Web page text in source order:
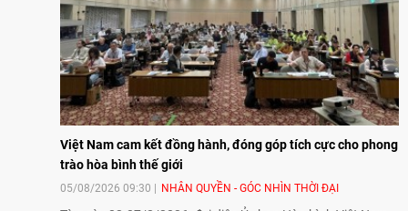
Việt Nam cam kết đồng hành, đóng góp tích cực cho phong
trào hòa bình thế giới
05/08/2026 09:30 NHÂN QUYỀN - GÓC NHÌN THỜI ĐẠI